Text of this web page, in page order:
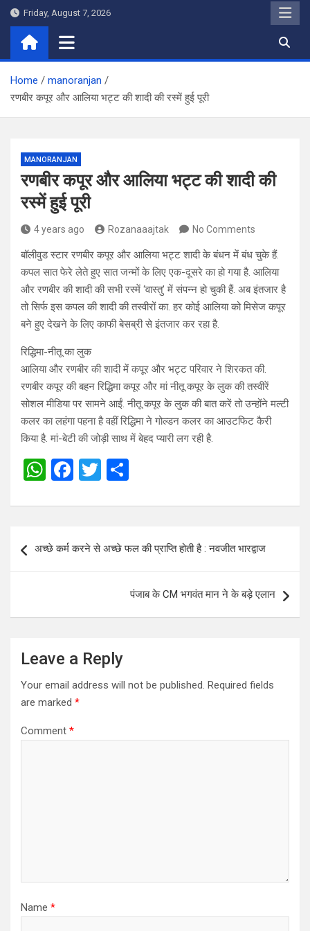
Skip
content
Friday, August 7, 2026
Home
manoranjan
रणबीर कपूर और आलिया भट्ट की शादी की रस्में हुई पूरी
MANORANJAN
रणबीर कपूर और आलिया भट्ट की शादी की
रस्में हुई पूरी
4 years ago Rozanaaajtak No Comments
बॉलीवुड स्टार रणबीर कपूर और आलिया भट्ट शादी के बंधन में बंध चुके हैं.
कपल सात फेरे लेते हुए सात जन्मों के लिए एक-दूसरे का हो गया है. आलिया
और रणबीर की शादी की सभी रस्में ‘वास्तु’ में संपन्न हो चुकी हैं. अब इंतजार है
तो सिर्फ इस कपल की शादी की तस्वीरों का. हर कोई आलिया को मिसेज कपूर
बने हुए देखने के लिए काफी बेसब्री से इंतजार कर रहा है.
रिद्धिमा-नीतू का लुक
आलिया और रणबीर की शादी में कपूर और भट्ट परिवार ने शिरकत की.
रणबीर कपूर की बहन रिद्धिमा कपूर और मां नीतू कपूर के लुक की तस्वीरें
सोशल मीडिया पर सामने आईं. नीतू कपूर के लुक की बात करें तो उन्होंने मल्टी
कलर का लहंगा पहना है वहीं रिद्धिमा ने गोल्डन कलर का आउटफिट कैरी
किया है. मां-बेटी की जोड़ी साथ में बेहद प्यारी लग रही है.
W
at
s
A
p
F
ce
o
o
T
tt
er
ar
navigation
अच्छे कर्म करने से अच्छे फल की प्राप्ति होती है : नवजीत भारद्वाज
पंजाब के CM भगवंत मान ने के बड़े एलान
Leave a Reply
Your email address will not be published. Required fields
are marked *
Comment *
Name *